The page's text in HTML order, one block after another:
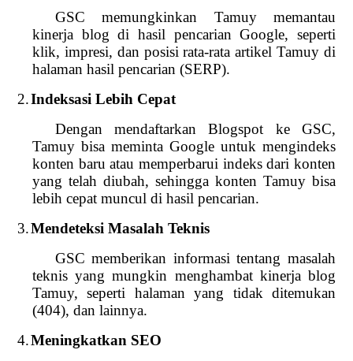
GSC memungkinkan Tamuy memantau
kinerja blog di hasil pencarian Google, seperti
klik, impresi, dan posisi rata-rata artikel Tamuy di
halaman hasil pencarian (SERP).
2.Indeksasi Lebih Cepat
Dengan mendaftarkan Blogspot ke GSC,
Tamuy bisa meminta Google untuk mengindeks
konten baru atau memperbarui indeks dari konten
yang telah diubah, sehingga konten Tamuy bisa
lebih cepat muncul di hasil pencarian.
3.Mendeteksi Masalah Teknis
GSC memberikan informasi tentang masalah
teknis yang mungkin menghambat kinerja blog
Tamuy, seperti halaman yang tidak ditemukan
(404), dan lainnya.
4.Meningkatkan SEO